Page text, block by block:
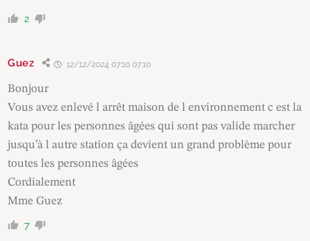
2
Guez 12/12/2024 07:10 07:10
Bonjour
Vous avez enlevé l arrêt maison de l environnement c est la
kata pour les personnes âgées qui sont pas valide marcher
jusqu’à l autre station ça devient un grand problème pour
toutes les personnes âgées
Cordialement
Mme Guez
7